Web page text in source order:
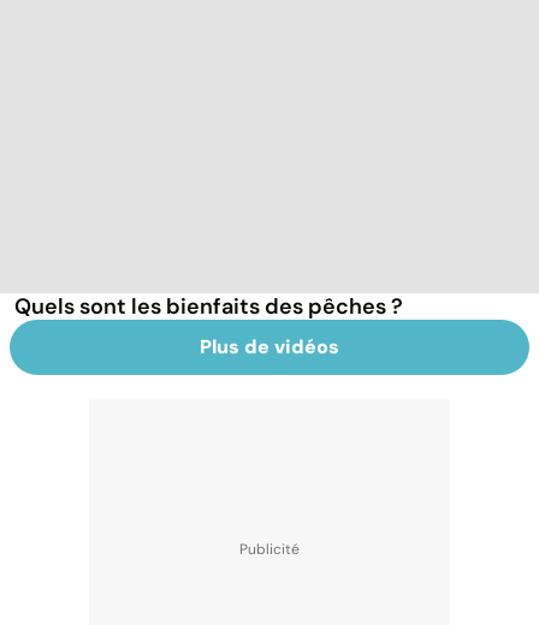
Quels sont les bienfaits des pêches ?
Plus de vidéos